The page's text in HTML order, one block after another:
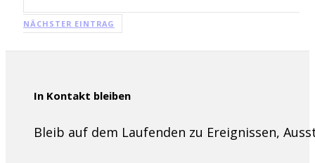
NÄCHSTER EINTRAG
In Kontakt bleiben
Bleib auf dem Laufenden zu Ereignissen,